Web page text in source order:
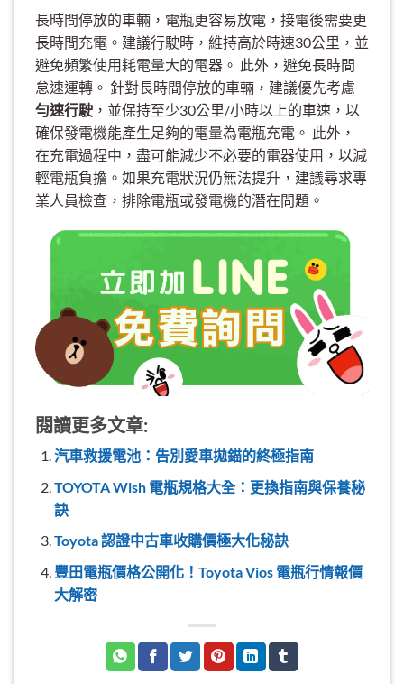
長時間停放的車輛，電瓶更容易放電，接電後需要更
長時間充電。建議行駛時，維持高於時速30公里，並
避免頻繁使用耗電量大的電器。 此外，避免長時間
怠速運轉。 針對長時間停放的車輛，建議優先考慮
勻速行駛 ，並保持至少30公里/小時以上的車速，以
確保發電機能產生足夠的電量為電瓶充電。 此外，
在充電過程中，盡可能減少不必要的電器使用，以減
輕電瓶負擔。如果充電狀況仍無法提升，建議尋求專
業人員檢查，排除電瓶或發電機的潛在問題。
閱讀更多文章:
汽車救援電池：告別愛車拋錨的終極指南
TOYOTA Wish 電瓶規格大全：更換指南與保養秘
訣
Toyota 認證中古車收購價極大化秘訣
豐田電瓶價格公開化！Toyota Vios 電瓶行情報價
大解密